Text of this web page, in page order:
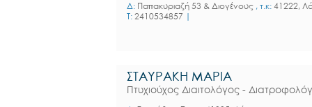
Δ: Παπακυριαζή 53 & Διογένους , τ.κ: 41222,
T: 2410534857 |
ΣΤΑΥΡΑΚΗ ΜΑΡΙΑ
Πτυχιούχος Διαιτολόγος -